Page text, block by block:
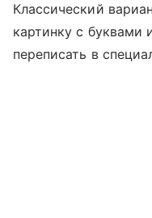
Классический
картинку с
переписать в